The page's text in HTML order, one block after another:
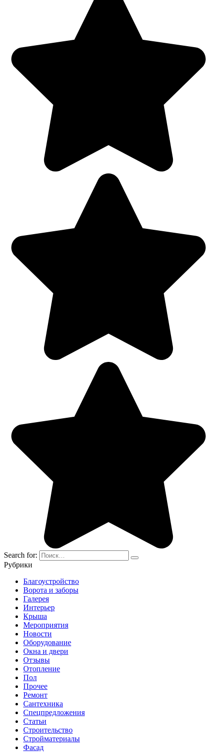
Search for:
Рубрики
Благоустройство
Ворота и заборы
Галерея
Интерьер
Крыша
Мероприятия
Новости
Оборудование
Окна и двери
Отзывы
Отопление
Пол
Прочее
Ремонт
Сантехника
Спецпредложения
Статьи
Строительство
Стройматериалы
Фасад